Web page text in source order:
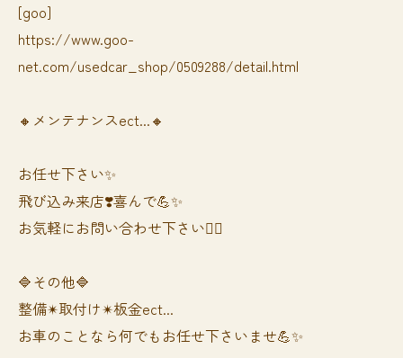
[goo]
https://www.goo-
net.com/usedcar_shop/0509288/detail.html
🔸メンテナンスect...🔸
お任せ下さい✨
飛び込み来店❣️喜んで💪✨
お気軽にお問い合わせ下さい🙆‍♀️
🔷その他🔷
整備✴︎取付け✴︎板金ect...
お車のことなら何でもお任せ下さいませ💪✨